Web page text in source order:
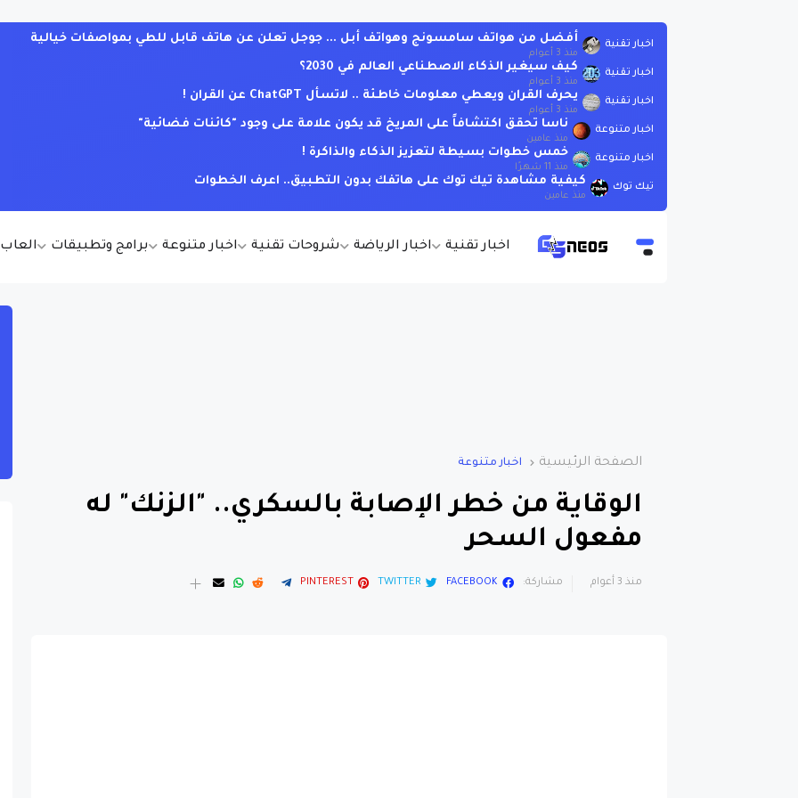
اخبار تقنية اخبار الرياضة شروحات تقنية اخبار متنوعة برامج وتطبيقات العاب
اخبار تقنية أفضل من هواتف سامسونج وهواتف أبل ... جوجل تعلن عن هاتف قابل للطي بمواصفات خيالية
منذ 3 أعوام
اخبار تقنية كيف سيغير الذكاء الاصطناعي العالم في 2030؟
منذ 3 أعوام
اخبار تقنية يحرف القران ويعطي معلومات خاطئة .. لاتسأل ChatGPT عن القران !
منذ 3 أعوام
اخبار متنوعة ناسا تحقق اكتشافاً على المريخ قد يكون علامة على وجود "كائنات فضائية"
منذ عامين
اخبار متنوعة خمس خطوات بسيطة لتعزيز الذكاء والذاكرة !
منذ 11 شهرًا
تيك توك كيفية مشاهدة تيك توك على هاتفك بدون التطبيق.. اعرف الخطوات
منذ عامين
الصفحة الرئيسية اخبار متنوعة
الوقاية من خطر الإصابة بالسكري.. "الزنك" له
مفعول السحر
منذ 3 أعوام مشاركة: FACEBOOK
TWITTER
PINTEREST